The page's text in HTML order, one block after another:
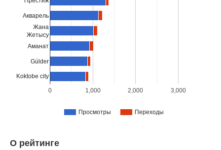
Просмотры Переходы
0 1,000 2,000 3,000
Акварель
Жана
Жетысу
Аманат
Gúlder
Koktobe city
О рейтинге